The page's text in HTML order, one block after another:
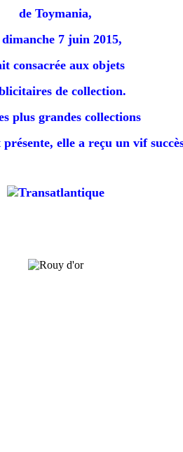
de Toymania,
7 juin 2015,
consacrée aux objets
de collection.
plus grandes collections
elle a reçu un vif